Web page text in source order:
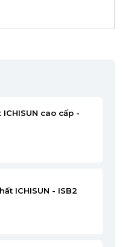
cao cấp -
ICHISUN - ISB2